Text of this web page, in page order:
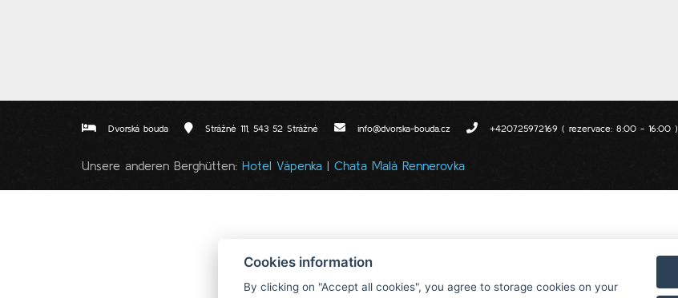
Dvorská bouda Strážné 111, 543 52 Strážné info@dvorska-bouda.cz +420725972169 ( rezervace: 8:00 - 16:00 )
Unsere anderen Berghütten: Hotel Vápenka | Chata Malá Rennerovka
Cookies information
By clicking on "Accept all cookies", you agree to storage cookies on your